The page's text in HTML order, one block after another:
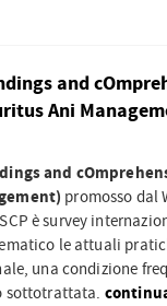
and
Ani
and
promosso dal
è survey
le attuali
una condizione
sottotrattata.